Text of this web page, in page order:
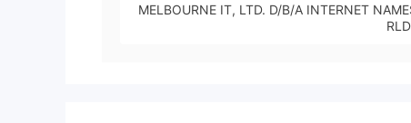
MELBOURNE IT, LTD. D/B/A INTERNET